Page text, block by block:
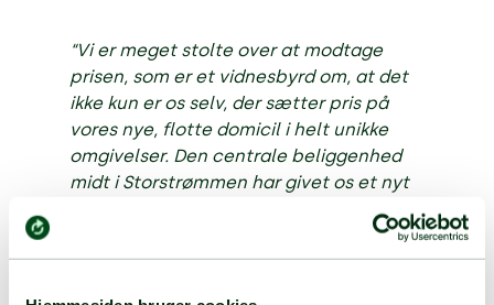
“Vi er meget stolte over at modtage
prisen, som er et vidnesbyrd om, at det
ikke kun er os selv, der sætter pris på
vores nye, flotte domicil i helt unikke
omgivelser. Den centrale beliggenhed
midt i Storstrømmen har givet os et nyt
servicering af vores kunder på Sjælland
og i Det Sydsjællandske Øhav”.